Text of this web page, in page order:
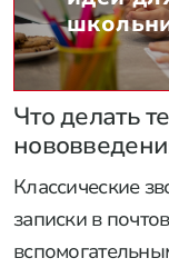
Что делать
Классические
записки в